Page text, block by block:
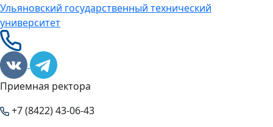
Ульяновский государственный технический
университет
Приемная ректора
+7 (8422) 43-06-43